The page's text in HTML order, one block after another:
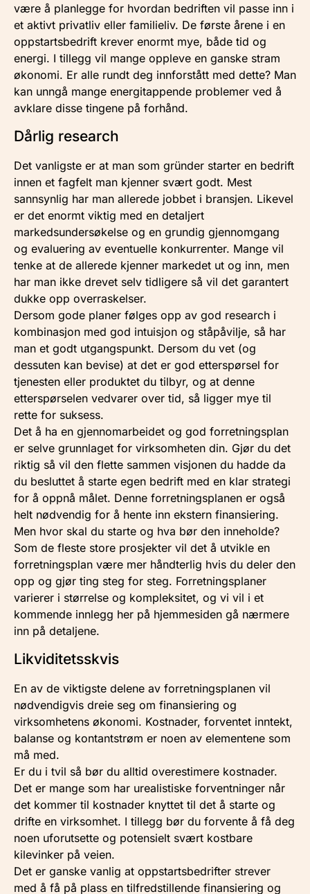
være å planlegge for hvordan bedriften vil passe inn i
et aktivt privatliv eller familieliv. De første årene i en
oppstartsbedrift krever enormt mye, både tid og
energi. I tillegg vil mange oppleve en ganske stram
økonomi. Er alle rundt deg innforstått med dette? Man
kan unngå mange energitappende problemer ved å
avklare disse tingene på forhånd.
Dårlig research
Det vanligste er at man som gründer starter en bedrift
innen et fagfelt man kjenner svært godt. Mest
sannsynlig har man allerede jobbet i bransjen. Likevel
er det enormt viktig med en detaljert
markedsundersøkelse og en grundig gjennomgang
og evaluering av eventuelle konkurrenter. Mange vil
tenke at de allerede kjenner markedet ut og inn, men
har man ikke drevet selv tidligere så vil det garantert
dukke opp overraskelser.
Dersom gode planer følges opp av god research i
kombinasjon med god intuisjon og ståpåvilje, så har
man et godt utgangspunkt. Dersom du vet (og
dessuten kan bevise) at det er god etterspørsel for
tjenesten eller produktet du tilbyr, og at denne
etterspørselen vedvarer over tid, så ligger mye til
rette for suksess.
Det å ha en gjennomarbeidet og god forretningsplan
er selve grunnlaget for virksomheten din. Gjør du det
riktig så vil den flette sammen visjonen du hadde da
du besluttet å starte egen bedrift med en klar strategi
for å oppnå målet. Denne forretningsplanen er også
helt nødvendig for å hente inn ekstern finansiering.
Men hvor skal du starte og hva bør den inneholde?
Som de fleste store prosjekter vil det å utvikle en
forretningsplan være mer håndterlig hvis du deler den
opp og gjør ting steg for steg. Forretningsplaner
varierer i størrelse og kompleksitet, og vi vil i et
kommende innlegg her på hjemmesiden gå nærmere
inn på detaljene.
Likviditetsskvis
En av de viktigste delene av forretningsplanen vil
nødvendigvis dreie seg om finansiering og
virksomhetens økonomi. Kostnader, forventet inntekt,
balanse og kontantstrøm er noen av elementene som
må med.
Er du i tvil så bør du alltid overestimere kostnader.
Det er mange som har urealistiske forventninger når
det kommer til kostnader knyttet til det å starte og
drifte en virksomhet. I tillegg bør du forvente å få deg
noen uforutsette og potensielt svært kostbare
kilevinker på veien.
Det er ganske vanlig at oppstartsbedrifter strever
med å få på plass en tilfredstillende finansiering og